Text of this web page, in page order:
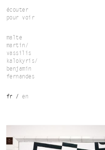
écouter
pour voir
malte
martin/
vassilis
kalokyris/
benjamin
fernandes
fr en